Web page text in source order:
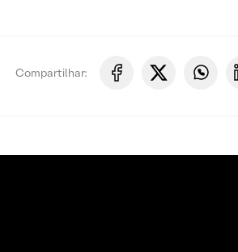
Compartilhar: